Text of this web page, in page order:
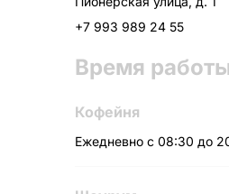
+7 993 989 24 55
Время
Кофейня
Ежедневно с 08:30 до